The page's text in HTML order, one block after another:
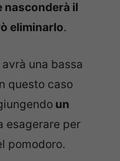
nasconderà il
eliminarlo.
una bassa
questo caso
un
esagerare per
pomodoro.